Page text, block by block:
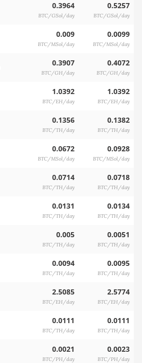
0.3964
BTC/GSol/day
0.5257
BTC/GSol/day
0.009
BTC/MSol/day
0.0099
BTC/MSol/day
0.3907
BTC/GH/day
0.4072
BTC/GH/day
1.0392
BTC/EH/day
1.0392
BTC/EH/day
0.1356
BTC/TH/day
0.1382
BTC/TH/day
0.0672
BTC/MSol/day
0.0928
BTC/MSol/day
0.0714
BTC/TH/day
0.0718
BTC/TH/day
0.0131
BTC/TH/day
0.0134
BTC/TH/day
0.005
BTC/TH/day
0.0051
BTC/TH/day
0.0094
BTC/TH/day
0.0095
BTC/TH/day
2.5085
BTC/EH/day
2.5774
BTC/EH/day
0.0111
BTC/TH/day
0.0111
BTC/TH/day
0.0021
BTC/PH/day
0.0023
BTC/PH/day